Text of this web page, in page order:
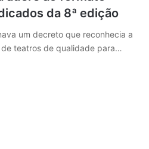
da 8ª edição
um decreto que reconhecia a
teatros de qualidade para…